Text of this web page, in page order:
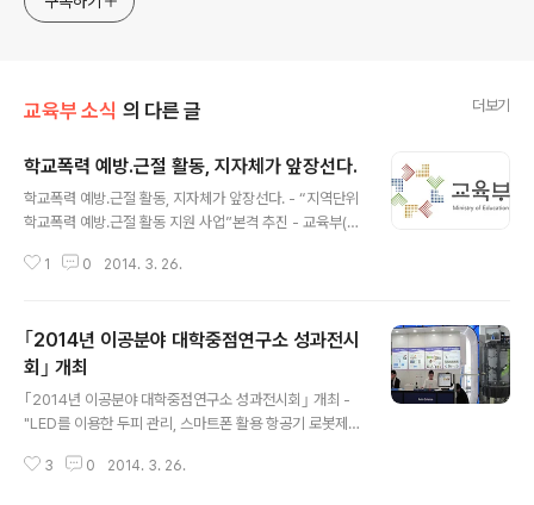
교육부 소식 의 다른 글 더보기
학교폭력 예방․근절 활동, 지자체가 앞장선다.
학교폭력 예방․근절 활동, 지자체가 앞장선다. - “지역단위
학교폭력 예방․근절 활동 지원 사업”본격 추진 - 교육부(장
업’과 관련하여 2014년 3월 26일에 설명회를 개최하고,
장 중심 학교폭력 대책’의 일환으로 2014년 추진계획에서
‘안전한 학교 환경 조성 및 전 사회적 대응 체계 구축’을 위
한 중점과제로 추진하고 있으며, 기초자치단체를 중심으로
지역 내 유관기관 간 협력 체계*를 구축하고, 지역 중심의
학교폭력 예방 및 근절 활동을 효과적으로 추진할 수 있도
록 2014년에 처음으로 시행됩니다. *기초자치단체를 중
1 0 2014. 3. 26.
｢2014년 이공분야 대학중점연구소 성과전시
회｣ 개최
｢2014년 이공분야 대학중점연구소 성과전시회｣ 개최 -
"LED를 이용한 두피 관리, 스마트폰 활용 항공기 로봇제
국민의 삶의 질 개선에 도움을 주는 우수성과 소개" - 교육
3 0 2014. 3. 26.